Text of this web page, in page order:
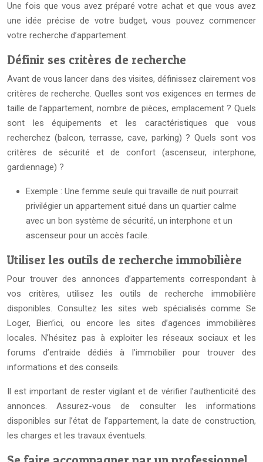
Une fois que vous avez préparé votre achat et que vous avez
une idée précise de votre budget, vous pouvez commencer
votre recherche d’appartement.
Définir ses critères de recherche
Avant de vous lancer dans des visites, définissez clairement vos
critères de recherche. Quelles sont vos exigences en termes de
taille de l’appartement, nombre de pièces, emplacement ? Quels
sont les équipements et les caractéristiques que vous
recherchez (balcon, terrasse, cave, parking) ? Quels sont vos
critères de sécurité et de confort (ascenseur, interphone,
gardiennage) ?
Exemple : Une femme seule qui travaille de nuit pourrait
privilégier un appartement situé dans un quartier calme
avec un bon système de sécurité, un interphone et un
ascenseur pour un accès facile.
Utiliser les outils de recherche immobilière
Pour trouver des annonces d’appartements correspondant à
vos critères, utilisez les outils de recherche immobilière
disponibles. Consultez les sites web spécialisés comme Se
Loger, Bien’ici, ou encore les sites d’agences immobilières
locales. N’hésitez pas à exploiter les réseaux sociaux et les
forums d’entraide dédiés à l’immobilier pour trouver des
informations et des conseils.
Il est important de rester vigilant et de vérifier l’authenticité des
annonces. Assurez-vous de consulter les informations
disponibles sur l’état de l’appartement, la date de construction,
les charges et les travaux éventuels.